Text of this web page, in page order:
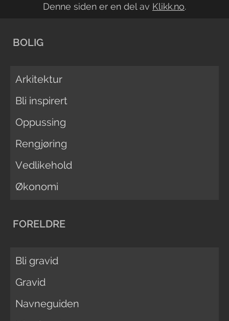
Denne siden er en del av Klikk.no.
BOLIG
Arkitektur
Bli inspirert
Oppussing
Rengjøring
Vedlikehold
Økonomi
FORELDRE
Bli gravid
Gravid
Navneguiden